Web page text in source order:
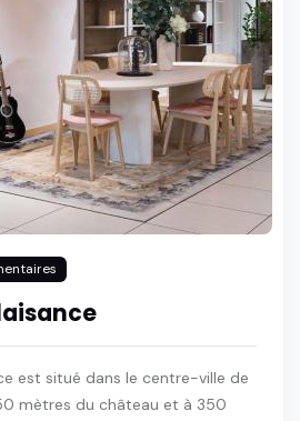
est situé dans le centre-ville de
mètres du château et à 350